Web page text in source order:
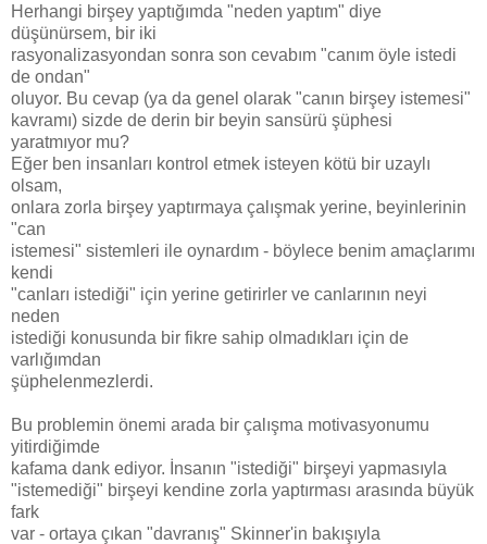
Herhangi birşey yaptığımda "neden yaptım" diye
düşünürsem, bir iki
rasyonalizasyondan sonra son cevabım "canım öyle istedi
de ondan"
oluyor. Bu cevap (ya da genel olarak "canın birşey istemesi"
kavramı) sizde de derin bir beyin sansürü şüphesi
yaratmıyor mu?
Eğer ben insanları kontrol etmek isteyen kötü bir uzaylı
olsam,
onlara zorla birşey yaptırmaya çalışmak yerine, beyinlerinin
"can
istemesi" sistemleri ile oynardım - böylece benim amaçlarımı
kendi
"canları istediği" için yerine getirirler ve canlarının neyi
neden
istediği konusunda bir fikre sahip olmadıkları için de
varlığımdan
şüphelenmezlerdi.
Bu problemin önemi arada bir çalışma motivasyonumu
yitirdiğimde
kafama dank ediyor. İnsanın "istediği" birşeyi yapmasıyla
"istemediği" birşeyi kendine zorla yaptırması arasında büyük
fark
var - ortaya çıkan "davranış" Skinner'in bakışıyla